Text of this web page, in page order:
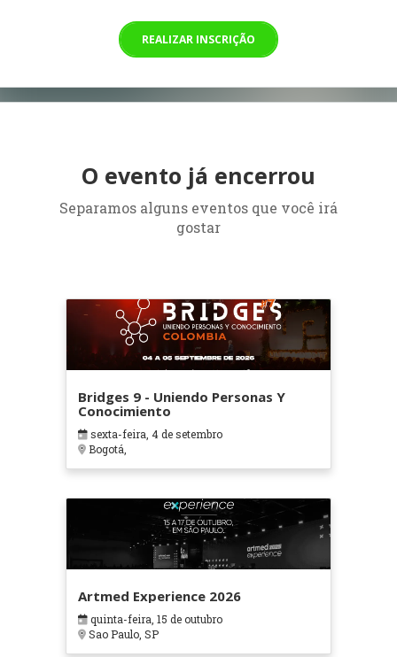
REALIZAR INSCRIÇÃO
O evento já encerrou
Separamos alguns eventos que você irá
gostar
Bridges 9 - Uniendo Personas Y
Conocimiento
sexta-feira, 4 de setembro
Bogotá,
Artmed Experience 2026
quinta-feira, 15 de outubro
Sao Paulo, SP